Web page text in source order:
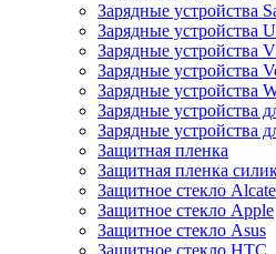
Зарядные устройства
Зарядные устройства
Зарядные устройства
Зарядные устройства
Зарядные устройства
Зарядные устройства
Зарядные устройства
Защитная пленка
Защитная пленка
Защитное стекло
Защитное стекло Apple
Защитное стекло Asus
Защитное стекло HTC